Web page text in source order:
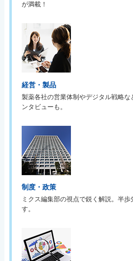
が満載！
経営・製品
製薬各社の営業体制やデジタル戦略な
ンタビューも。
制度・政策
ミクス編集部の視点で鋭く解説。半歩
す。